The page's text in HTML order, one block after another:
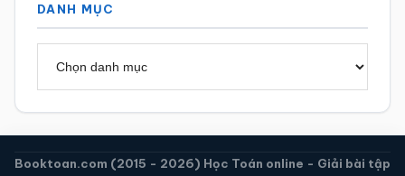
DANH MỤC
Booktoan.com (2015 - 2026) Học Toán online - Giải bài tập